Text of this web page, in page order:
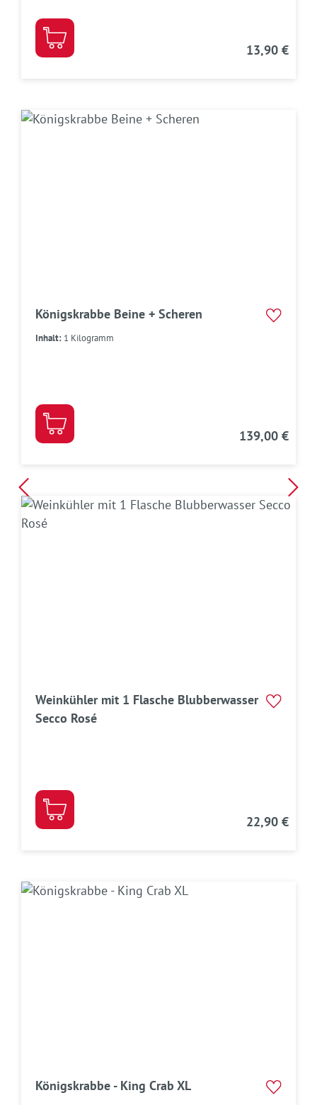
13,90 €
Königskrabbe Beine + Scheren
Inhalt: 1 Kilogramm
139,00 €
Weinkühler mit 1 Flasche Blubberwasser
Secco Rosé
22,90 €
Königskrabbe - King Crab XL